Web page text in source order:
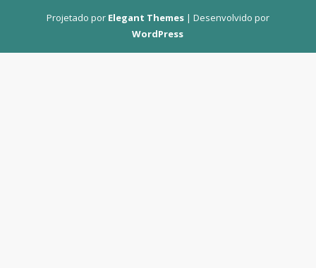
Projetado por Elegant Themes| Desenvolvido por
WordPress